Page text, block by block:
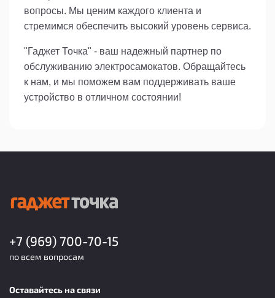
вопросы. Мы ценим каждого клиента и
стремимся обеспечить высокий уровень сервиса.
"Гаджет Точка" - ваш надежный партнер по
обслуживанию электросамокатов. Обращайтесь
к нам, и мы поможем вам поддерживать ваше
устройство в отличном состоянии!
+7 (969) 700-70-15
по всем вопросам
Оставайтесь на связи